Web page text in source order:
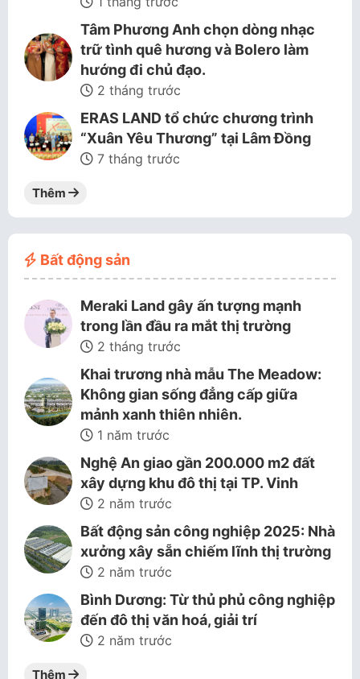
Tâm Phương Anh chọn dòng nhạc
trữ tình quê hương và Bolero làm
hướng đi chủ đạo.
2 tháng trước
ERAS LAND tổ chức chương trình
“Xuân Yêu Thương” tại Lâm Đồng
7 tháng trước
Thêm
Bất động sản
Meraki Land gây ấn tượng mạnh
trong lần đầu ra mắt thị trường
2 tháng trước
Khai trương nhà mẫu The Meadow:
Không gian sống đẳng cấp giữa
mảnh xanh thiên nhiên.
1 năm trước
Nghệ An giao gần 200.000 m2 đất
xây dựng khu đô thị tại TP. Vinh
2 năm trước
Bất động sản công nghiệp 2025: Nhà
xưởng xây sẵn chiếm lĩnh thị trường
2 năm trước
Bình Dương: Từ thủ phủ công nghiệp
đến đô thị văn hoá, giải trí
2 năm trước
Thêm